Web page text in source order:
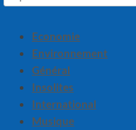
Economie
Environnement
Général
Insolites
International
Musique